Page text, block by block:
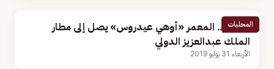
المحليات
بالصور.. المعمر «أوهي عيدروس» يصل إلى مطار
الملك عبدالعزيز الدولي
الأربعاء 31 يوليو 2019